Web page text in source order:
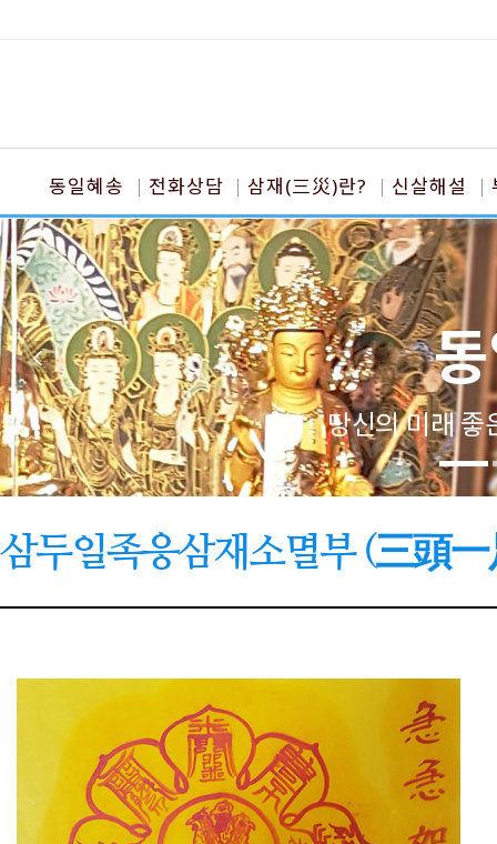
동일혜송 전화상담 삼재(三災)란? 신살해설
당신의 미래 좋
삼두일족응삼재소멸부 (三頭